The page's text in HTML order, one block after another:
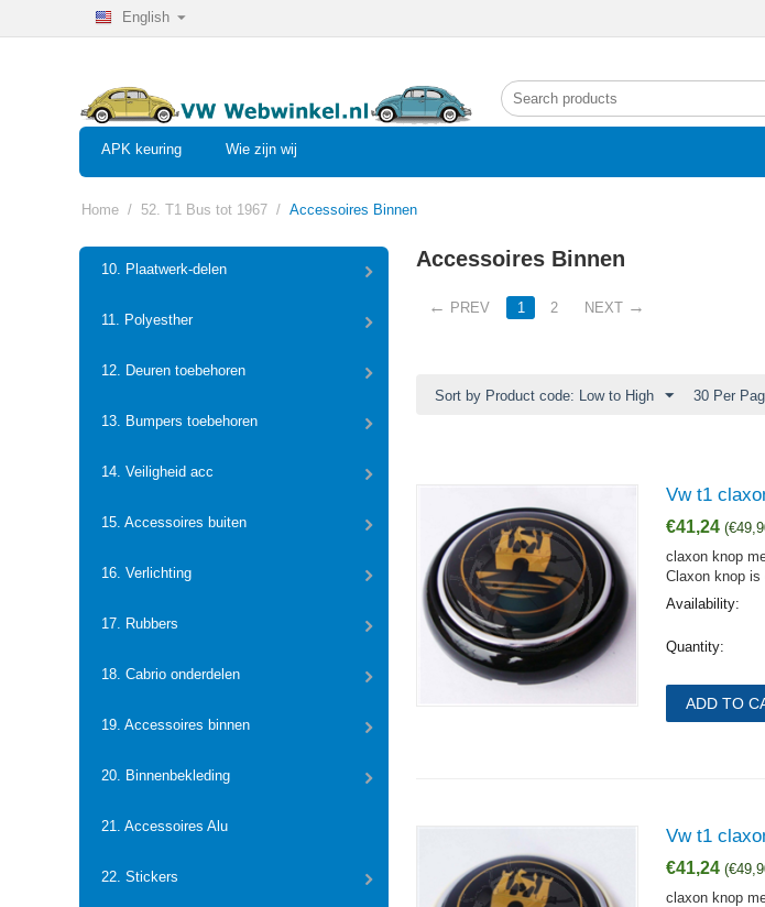
English
APK keuring Wie zijn wij
Home / 52. T1 Bus tot 1967 / Accessoires Binnen
10. Plaatwerk-delen
11. Polyesther
12. Deuren toebehoren
13. Bumpers toebehoren
14. Veiligheid acc
15. Accessoires buiten
16. Verlichting
17. Rubbers
18. Cabrio onderdelen
19. Accessoires binnen
20. Binnenbekleding
21. Accessoires Alu
22. Stickers
Accessoires Binnen
PREV 1 2 NEXT
Sort by Product code: Low to High 30 Per
Vw t1
€41,24 (€
claxon knop
Claxon knop
Availability:
Quantity:
ADD TO
Vw t1
€41,24 (€
claxon knop